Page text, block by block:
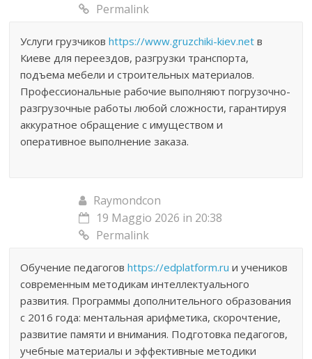
Permalink
Услуги грузчиковhttps://www.gruzchiki-kiev.net в
Киеве для переездов, разгрузки транспорта,
подъема мебели и строительных материалов.
Профессиональные рабочие выполняют погрузочно-
разгрузочные работы любой сложности, гарантируя
аккуратное обращение с имуществом и
оперативное выполнение заказа.
Raymondcon
19 Maggio 2026 in 20:38
Permalink
Обучение педагоговhttps://edplatform.ru и учеников
современным методикам интеллектуального
развития. Программы дополнительного образования
с 2016 года: ментальная арифметика, скорочтение,
развитие памяти и внимания. Подготовка педагогов,
учебные материалы и эффективные методики